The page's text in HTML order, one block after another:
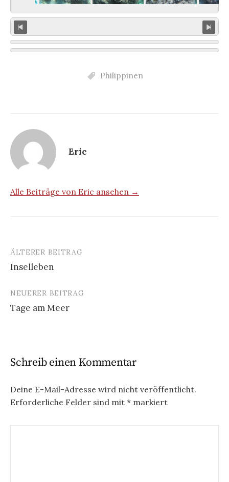
Philippinen
Eric
Alle Beiträge von Eric ansehen →
Beitrags-
Navigation
ÄLTERER BEITRAG
Inselleben
NEUERER BEITRAG
Tage am Meer
Schreib einen Kommentar
Deine E-Mail-Adresse wird nicht veröffentlicht.
Erforderliche Felder sind mit * markiert